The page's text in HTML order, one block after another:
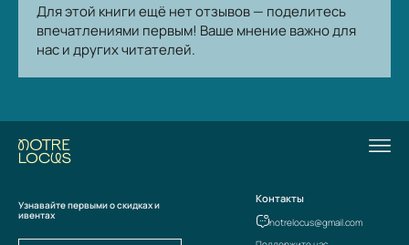
Для этой книги ещё нет отзывов — поделитесь
впечатлениями первым! Ваше мнение важно для
нас и других читателей.
Узнавайте первыми о скидках и
ивентах
Контакты
notrelocus@gmail.com